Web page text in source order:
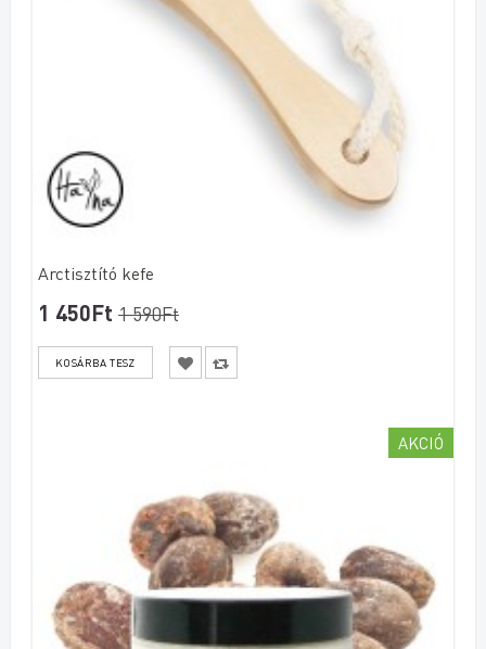
Arctisztító kefe
1 450Ft 1 590Ft
AKCIÓ